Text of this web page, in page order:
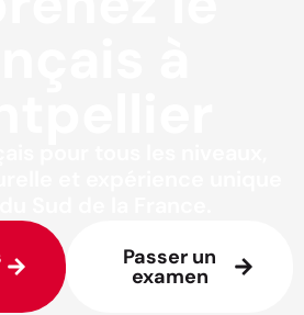
Passer un
examen